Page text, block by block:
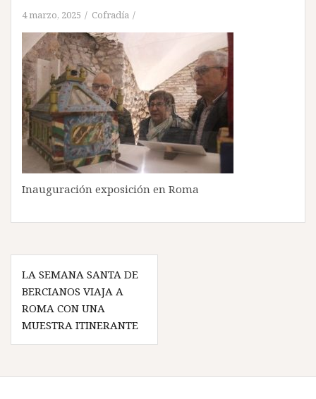
4 marzo, 2025 Cofradía
Inauguración exposición en Roma
Navegación
de
entradas
LA SEMANA SANTA DE
BERCIANOS VIAJA A
ROMA CON UNA
MUESTRA ITINERANTE